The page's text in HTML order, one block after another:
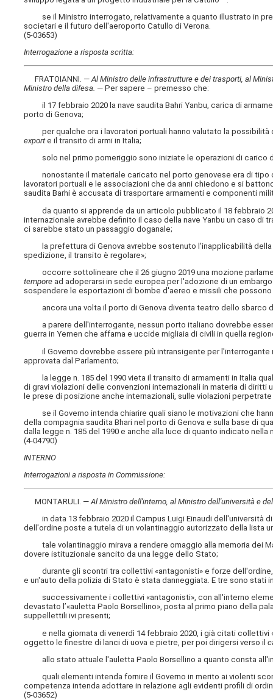
se il Ministro interrogato, relativamente a quanto illustrato in
societari e il futuro dell'aeroporto Catullo di Verona.
(5-03653)
Interrogazione a risposta scritta:
FRATOIANNI. —Al Ministro delle infrastrutture e dei trasporti, al
Ministro della difesa — Per sapere – premesso che:
il 17 febbraio 2020 la nave saudita Bahri Yanbu, carica di
porto di Genova;
per qualche ora i lavoratori portuali hanno valutato la possibilità
exporte il transito di armi in Italia;
solo nel primo pomeriggio sono iniziate le operazioni di carico
nonostante il materiale caricato nel porto genovese era di tipo
lavoratori portuali e le associazioni che da anni chiedono e si
saudita Barhi è accusata di trasportare armamenti e componenti
da quanto si apprende da un articolo pubblicato il 18 febbraio
internazionale avrebbe definito il caso della nave Yanbu un caso di
ci sarebbe stato un passaggio doganale;
la prefettura di Genova avrebbe sostenuto l'inapplicabilità della
spedizione, il transito è regolare»;
occorre sottolineare che il 26 giugno 2019 una mozione
tempore ad adoperarsi in sede europea per l'adozione di un
sospendere le esportazioni di bombe d'aereo e missili che
ancora una volta il porto di Genova diventa teatro dello sbarco
a parere dell'interrogante, nessun porto italiano dovrebbe
guerra in Yemen che affama e uccide migliaia di civili in quella
il Governo dovrebbe essere più intransigente per l'interrogante
approvata dal Parlamento;
la legge n. 185 del 1990 vieta il transito di armamenti in Italia
di gravi violazioni delle convenzioni internazionali in materia di
le prese di posizione anche internazionali, sulle violazioni
se il Governo intenda chiarire quali siano le motivazioni che
della compagnia saudita Bhari nel porto di Genova e sulla base di
dalla legge n. 185 del 1990 e anche alla luce di quanto indicato
(4-04790)
INTERNO
Interrogazioni a risposta in Commissione:
MONTARULI. —Al Ministro dell'interno, al Ministro dell'università e
in data 13 febbraio 2020 il Campus Luigi Einaudi dell'università
dell'ordine poste a tutela di un volantinaggio autorizzato della lista
tale volantinaggio mirava a rendere omaggio alla memoria dei
dovere istituzionale sancito da una legge dello Stato;
durante gli scontri tra collettivi «antagonisti» e forze
e un'auto della polizia di Stato è stata danneggiata. E tre sono stati
successivamente i collettivi «antagonisti», con all'interno
devastato l’«auletta Paolo Borsellino», posta al primo piano della
suppellettili ivi presenti;
e nella giornata di venerdì 14 febbraio 2020, i già citati collettivi
oggetto le finestre di lanci di uova e pietre, per poi dirigersi verso il
allo stato attuale l'auletta Paolo Borsellino a quanto consta
quali elementi intenda fornire il Governo in merito ai violenti
competenza intenda adottare in relazione agli evidenti profili di
(5-03652)